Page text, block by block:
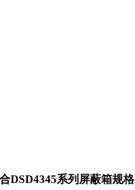
DSD4345系列屏蔽箱规格